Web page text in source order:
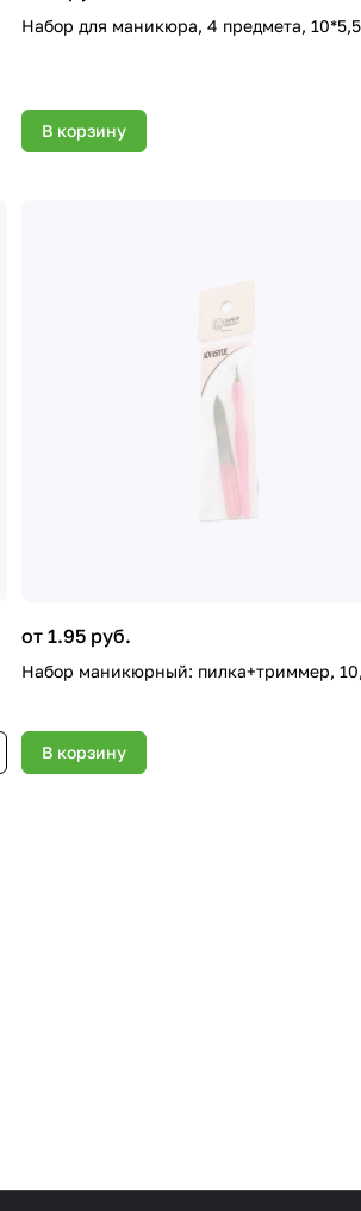
Набор для маникюра, 4 предмета,
В корзину
от 1.95 руб.
Набор маникюрный: пилка+триммер,
В корзину